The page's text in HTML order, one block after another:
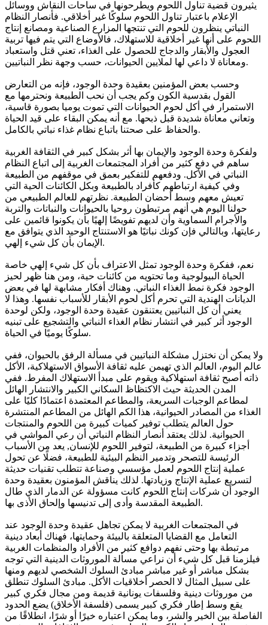
يثيرون قضية تناول اللحوم ويطرحونها في ساحات النقاش ووسائل
الإعلام باعتبار تناول اللحوم سلوكًا غير أخلاقي. فأنصار النظام
النباتي ينظرون للحوم التي تنتجها المزارع الصناعية ومصانع إنتاج
اللحوم على أنها غير أخلاقية للاستهلاك، فالأوضاع التي يتم فيها تربية
العجول والأبقار والدجاج للحصول على الغذاء، تعني قتل واستعباد
ومعاناة لا داعي لها لملايين الحيوانات، حسب وجهة نظر النباتيين.
وحسب بعض المؤمنين بعقيدة وحدة الوجود، فإنه من التعارض
القول بقدسية الكون وكم يجب أن نحب الطبيعة ونحترمها مع
الاستمرار في أكل لحوم الحيوانات التي تموت يوميا بصورة قاسية،
وتعاني معاناة شديدة قبل ذبحها. مع أنه يمكن البقاء على قيد الحياة
والحفاظ على صحتنا باتباع نظام غذاء نباتي بالكامل.
ولفكرة وحدة الوجود والإيمان بها أثر بشكل كبير في الثقافة الغربية
ساهم في دفع كثير من أفراد المجتمعات الغربية إلى اتباع النظام
النباتي في الأكل. ودفعهم للتفكير بعمق في موقفهم من الطبيعة
وفي كيفية ارتباطهم كأفراد بالطبيعة وبكل الكائنات الحية التي
تعيش معهم وسط أحضان الطبيعة. نظرتهم للعالم الطبيعي من
حولنا اليوم هي أنهم مرتبطون روحيا بالحيوانات والنباتات والتربة
والأجرام السماوية وأن لديهم تفويضًا إلهيًا بأن يكونوا قائمين على
رعايتها، وبالتالي فإن كونك نباتيًا هو الاستنتاج الوحيد الذي يتوافق مع
الإيمان بأن كل شيء إلهي.
نعم، ففكرة وحدة الوجود تمثل الاعتراف بأن كل شيء إلهي خاصة
الحياة البيولوجية وما تحتويه من كائنات حية، ومن هنا ظهر لحيز
الوجود فكرة نمط الغذاء النباتي. وهناك أفكار مشابهة لها في بعض
الديانات الهندية التي تحرم أكل لحوم الأبقار للأسباب نفسها. وهذا لا
يعني أن كل النباتيين يعتنقون عقيدة وحدة الوجود، ولكن لوحدة
الوجود أثر كبير في انتشار نظام الغذاء النباتي والتشجيع على تبنيه
سلوكًا يوميًا في الحياة.
ولا يمكن أن نختزل مشكلة النباتيين في مسألة الرفق بالحيوان، ففي
عالم اليوم، العالم الذي تهيمن عليه ثقافة الأسواق الاستهلاكية، الأكل
ذاته أصبح ثقافة استهلاكية ويقوم على مبدأ الاستهلاك المفرط. ففي
المدن الحديثة حيث الاكتظاظ السكاني الكبير والانتشار الهائل
لمطاعم الوجبات السريعة، والمطاعم المعتمدة اعتمادًا كليًا على
الغذاء من المصادر الحيوانية، هذا الكم الهائل من المطاعم المنتشرة
حول العالم يتطلب توفير كميات كبيرة من اللحوم والمنتجات
الحيوانية. لذلك يعتقد أنصار النظام النباتي أن رعي المواشي في
أجزاء كبيرة من الطبيعة، لتوفير اللحوم للإنسان, يعد من الأسباب
الرئيسة للتصحر وتدمير النظم البيئية للطبيعة، فضلًا عن تحول
عملية إنتاج اللحوم لعمل مؤسسي وصناعة تتطلب تقنيات حديثة
لتسريع عملية الإنتاج وزيادتها. لذلك يناقش المؤمنون بعقيدة وحدة
الوجود أن شركات إنتاج اللحوم كانت مسؤولة عن الدمار الذي طال
الطبيعة المقدسة وأدى إلى تدنيسها وإلحاق الأذى بها.
في المجتمعات الغربية لا يمكن تجاهل عقيدة وحدة الوجود عند
التعامل مع القضايا المتعلقة بالبيئة وحمايتها، فهناك أبعاد دينية
مرتبطة بها وحتى نفهم دوافع كثير من الأفراد والمنظمات الغربية
فيلزمنا قبل كل شيء أن نراعي مسألة الموروثات الدينية التي توجه
بشكل مباشر أو غير مباشر مبادئ السلوك الشخصي لديهم ومنها
على سبيل المثال لا الحصر أخلاقيات الأكل. مبادئ السلوك تنطلق
من موروثات دينية وفلسفات يونانية قديمة ومن مجال فكري كبير
يقع وسط إطار فكري كبير يسمى (فلسفة الأخلاق) يضع الحدود
الفاصلة بين الخير والشر، وما يمكن اعتباره خيرًا أو شرًا، انطلاقًا من